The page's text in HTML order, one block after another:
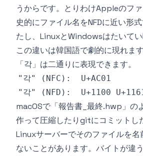
うからです。とりわけAppleのフ
史的にファイル名をNFDに近い形
たし、LinuxとWindowsはたいてい
この違いは韓国語で劇的に現れま
「각」は二通りに表現できます。
macOSで「報告書_最終.hwp」の
作って圧縮したりgitにコミットし
Linuxサーバーでそのファイルを名
ないことがあります。バイトが違